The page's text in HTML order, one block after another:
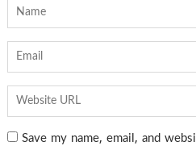
Save my name, email, and